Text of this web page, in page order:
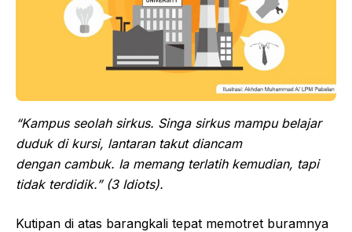
“Kampus seolah sirkus. Singa sirkus mampu belajar
duduk di kursi, lantaran takut diancam
dengan cambuk. Ia memang terlatih kemudian, tapi
tidak terdidik.” (3 Idiots).
Kutipan di atas barangkali tepat memotret buramnya